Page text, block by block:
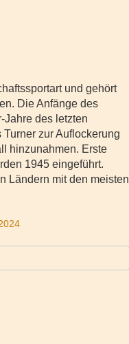
und gehört
Die Anfänge des
Jahre des letzten
zur Auflockerung
hinzunahmen. Erste
1945 eingeführt.
Ländern mit den meisten